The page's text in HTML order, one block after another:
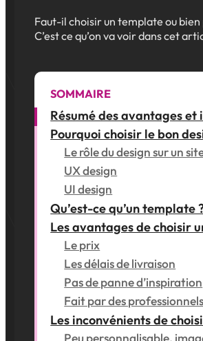
Faut-il choisir un template ou bien
C’est ce qu’on va voir dans cet
SOMMAIRE
Résumé des avantages et
Pourquoi choisir le bon
Le rôle du design sur un
UX design
UI design
Qu’est-ce qu’un template
Les avantages de choisir
Le prix
Les délais de livraison
Pas de panne d’inspiration
Fait par des
Les inconvénients de
Peu personnalisable,